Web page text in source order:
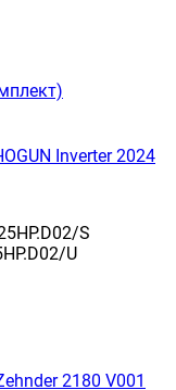
Inverter 2024
S
U